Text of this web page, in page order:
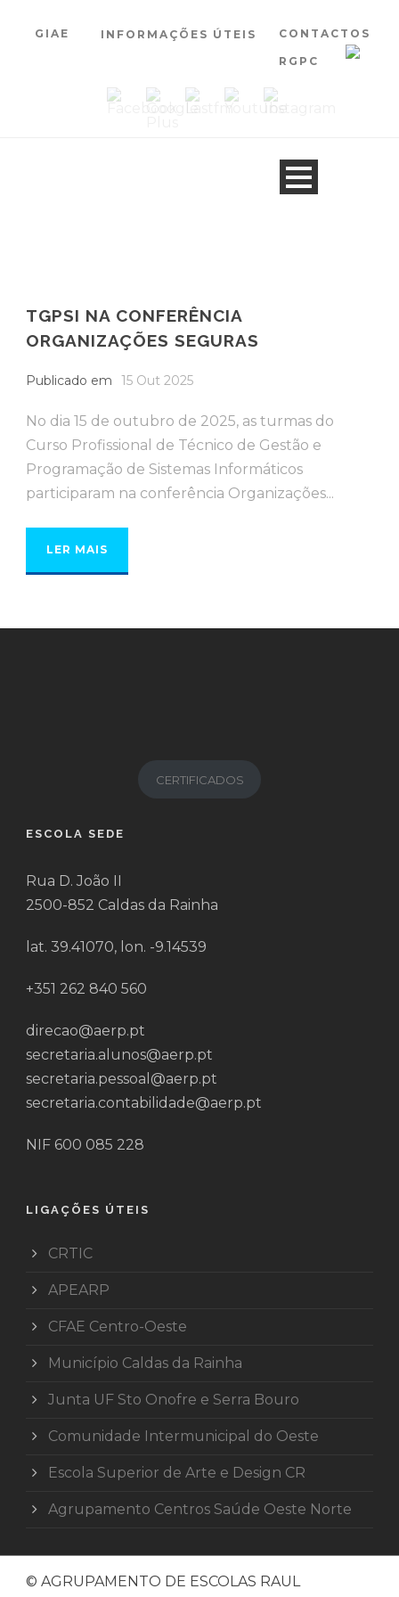
GIAE INFORMAÇÕES ÚTEIS CONTACTOS
RGPC
TGPSI NA CONFERÊNCIA
ORGANIZAÇÕES SEGURAS
Publicado em 15 Out 2025
No dia 15 de outubro de 2025, as turmas do
Curso Profissional de Técnico de Gestão e
Programação de Sistemas Informáticos
participaram na conferência Organizações...
LER MAIS
CERTIFICADOS
ESCOLA SEDE
Rua D. João II
2500-852 Caldas da Rainha
lat. 39.41070, lon. -9.14539
+351 262 840 560
direcao@aerp.pt
secretaria.alunos@aerp.pt
secretaria.pessoal@aerp.pt
secretaria.contabilidade@aerp.pt
NIF 600 085 228
LIGAÇÕES ÚTEIS
CRTIC
APEARP
CFAE Centro-Oeste
Município Caldas da Rainha
Junta UF Sto Onofre e Serra Bouro
Comunidade Intermunicipal do Oeste
Escola Superior de Arte e Design CR
Agrupamento Centros Saúde Oeste Norte
© AGRUPAMENTO DE ESCOLAS RAUL